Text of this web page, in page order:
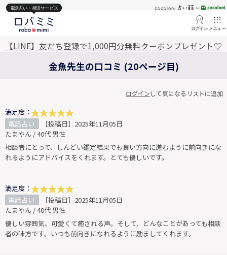
電話占い・相談サービス
ログイン メニュー
【LINE】友だち登録で1,000円分無料クーポンプレゼント♡
金魚先生の口コミ (20ページ目)
ログイン して気になるリストに追加
満足度：
電話占い
［投稿日］2025年11月05日
たまやん / 40代 男性
相談者にとって、しんどい鑑定結果でも良い方向に進むように前向きにな
れるようにアドバイスをくれます。とても優しいです。
満足度：
電話占い
［投稿日］2025年11月05日
たまやん / 40代 男性
優しい雰囲気、可愛くて癒される声。そして、どんなことがあっても相談
者の味方です。いつも前向きになれるように励ましてくれます。